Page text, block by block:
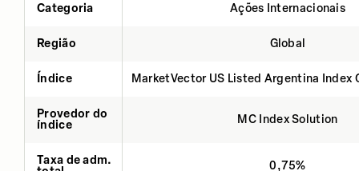
Categoria Ações Internacionais
Região Global
Índice MarketVector US Listed Argentina Index
Provedor do
índice
MC Index Solution
Taxa de adm.
0,75%